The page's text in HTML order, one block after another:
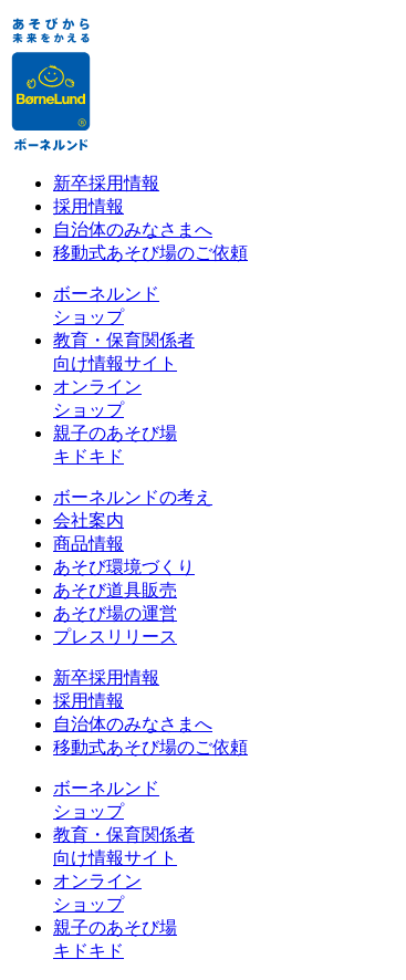
新卒採用情報
採用情報
自治体のみなさまへ
移動式あそび場のご依頼
ボーネルンド
ショップ
教育・保育関係者
向け情報サイト
オンライン
ショップ
親子のあそび場
キドキド
ボーネルンドの考え
会社案内
商品情報
あそび環境づくり
あそび道具販売
あそび場の運営
プレスリリース
新卒採用情報
採用情報
自治体のみなさまへ
移動式あそび場のご依頼
ボーネルンド
ショップ
教育・保育関係者
向け情報サイト
オンライン
ショップ
親子のあそび場
キドキド